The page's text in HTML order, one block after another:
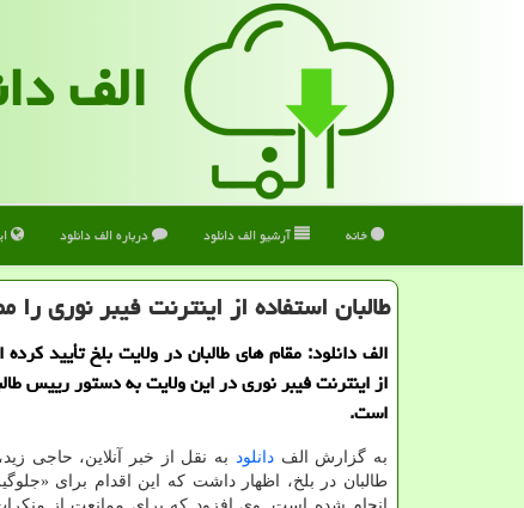
الف
خانه آرشیو الف دانلود درباره الف دانلود
طالبان استفاده از اینترنت فیبر نوری را
الف دانلود: مقام های طالبان در ولایت بلخ تأیید
از اینترنت فیبر نوری در این ولایت به دستور رییس
است.
به گزارش الفدانلود به نقل از خبر آنلاین، حاجی
طالبان در بلخ، اظهار داشت که این اقدام برای